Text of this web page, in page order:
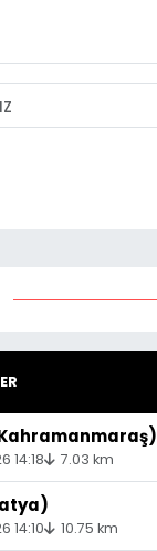
14:18 7.03 km
14:10 10.75 km